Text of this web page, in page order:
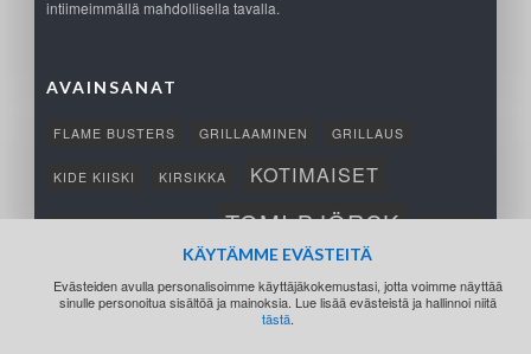
intiimeimmällä mahdollisella tavalla.
AVAINSANAT
FLAME BUSTERS GRILLAAMINEN GRILLAUS
KIDE KIISKI KIRSIKKA KOTIMAISET
TOMI BJÖRCK
KÄYTÄMME EVÄSTEITÄ
Evästeiden avulla personalisoimme käyttäjäkokemustasi, jotta voimme näyttää
sinulle personoitua sisältöä ja mainoksia. Lue lisää evästeistä ja hallinnoi niitä
tästä.